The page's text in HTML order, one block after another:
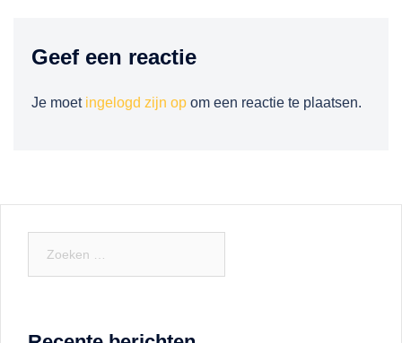
Geef een reactie
Je moet ingelogd zijn op om een reactie te plaatsen.
naar: